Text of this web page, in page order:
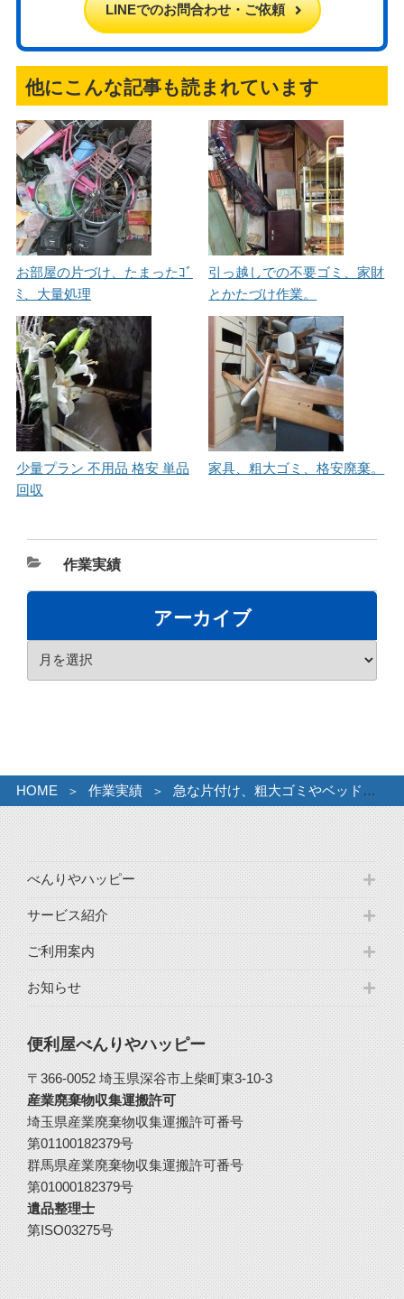
LINEでのお問合わせ・ご依頼
他にこんな記事も読まれています
お部屋の片づけ、たまったｺﾞ
ﾐ、大量処理
引っ越しでの不要ゴミ、家財
とかたづけ作業。
少量プラン 不用品 格安 単品
回収
家具、粗大ゴミ、格安廃棄。
カ
テ
ー
作業実績
アーカイブ
HOME 作業実績 急な片付け、粗大ゴミやベッドの引き取り。
べんりやハッピー
サービス紹介
ご利用案内
お知らせ
便利屋べんりやハッピー
〒366-0052 埼玉県深谷市上柴町東3-10-3
産業廃棄物収集運搬許可
埼玉県産業廃棄物収集運搬許可番号
第01100182379号
群馬県産業廃棄物収集運搬許可番号
第01000182379号
遺品整理士
第ISO03275号